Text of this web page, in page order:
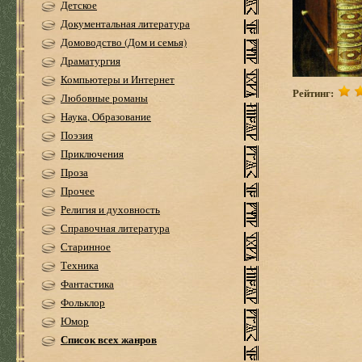
Детское
Документальная литература
Домоводство (Дом и семья)
Драматургия
Компьютеры и Интернет
Любовные романы
Наука, Образование
Поэзия
Приключения
Проза
Прочее
Религия и духовность
Справочная литература
Старинное
Техника
Фантастика
Фольклор
Юмор
Список всех жанров
Рейтинг: